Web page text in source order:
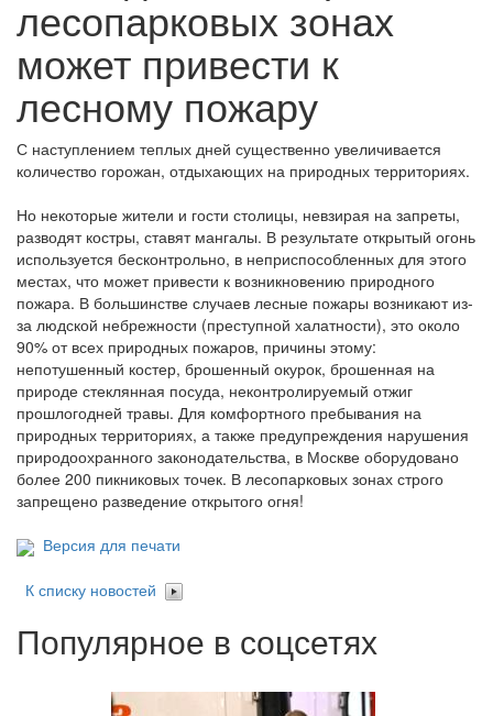
лесопарковых зонах
может привести к
лесному пожару
С наступлением теплых дней существенно увеличивается
количество горожан, отдыхающих на природных территориях.
Но некоторые жители и гости столицы, невзирая на запреты,
разводят костры, ставят мангалы. В результате открытый огонь
используется бесконтрольно, в неприспособленных для этого
местах, что может привести к возникновению природного
пожара. В большинстве случаев лесные пожары возникают из-
за людской небрежности (преступной халатности), это около
90% от всех природных пожаров, причины этому:
непотушенный костер, брошенный окурок, брошенная на
природе стеклянная посуда, неконтролируемый отжиг
прошлогодней травы. Для комфортного пребывания на
природных территориях, а также предупреждения нарушения
природоохранного законодательства, в Москве оборудовано
более 200 пикниковых точек. В лесопарковых зонах строго
запрещено разведение открытого огня!
Версия для печати
К списку новостей
Популярное в соцсетях